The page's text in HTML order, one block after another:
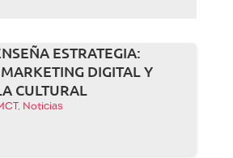
ESTRATEGIA:
DIGITAL Y
CULTURAL
, Noticias